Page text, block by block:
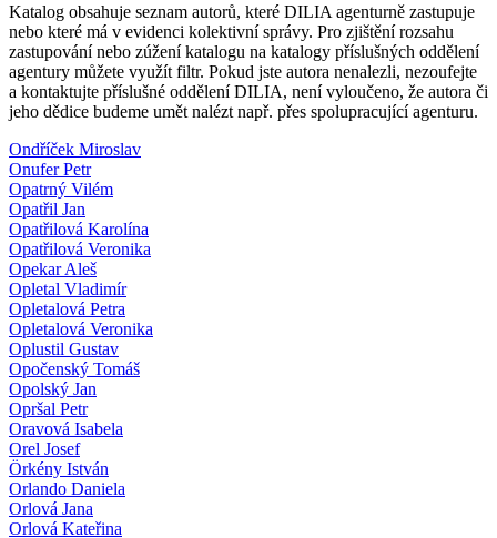
Katalog obsahuje seznam autorů, které DILIA agenturně zastupuje
nebo které má v evidenci kolektivní správy. Pro zjištění rozsahu
zastupování nebo zúžení katalogu na katalogy příslušných oddělení
agentury můžete využít filtr. Pokud jste autora nenalezli, nezoufejte
a kontaktujte příslušné oddělení DILIA, není vyloučeno, že autora či
jeho dědice budeme umět nalézt např. přes spolupracující agenturu.
Ondříček Miroslav
Onufer Petr
Opatrný Vilém
Opatřil Jan
Opatřilová Karolína
Opatřilová Veronika
Opekar Aleš
Opletal Vladimír
Opletalová Petra
Opletalová Veronika
Oplustil Gustav
Opočenský Tomáš
Opolský Jan
Opršal Petr
Oravová Isabela
Orel Josef
Örkény István
Orlando Daniela
Orlová Jana
Orlová Kateřina